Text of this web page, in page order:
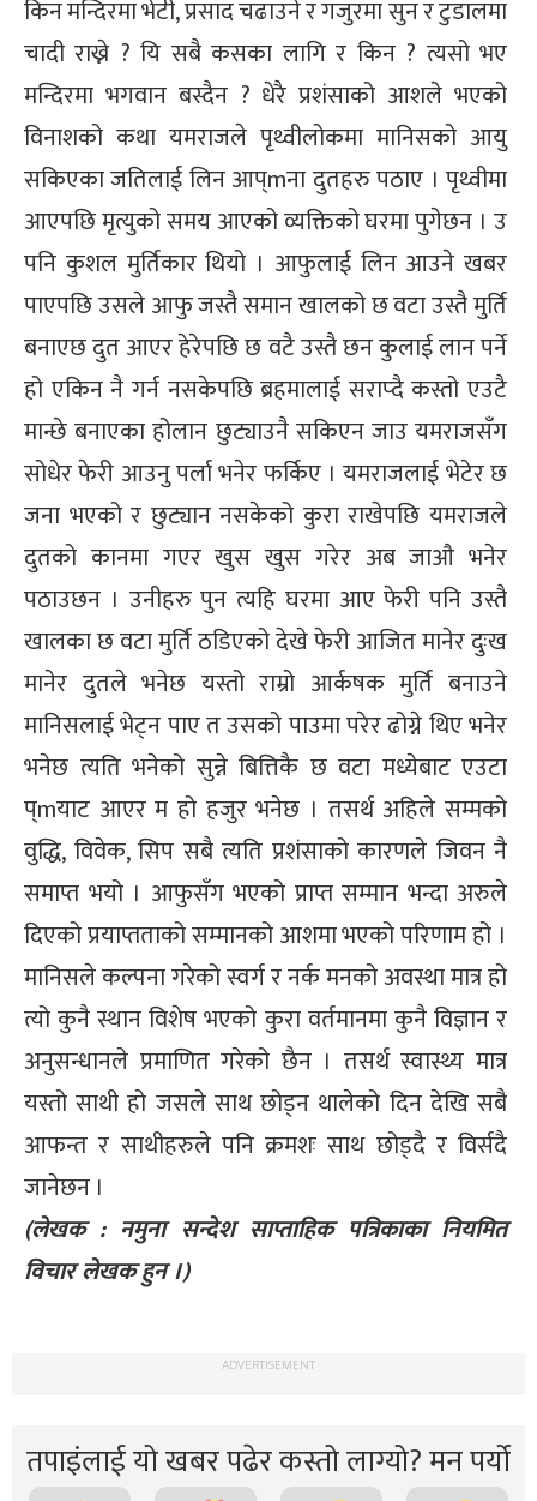
किन मन्दिरमा भेटी, प्रसाद चढाउने र गजुरमा सुन र टुडालमा
चादी राख्ने ? यि सबै कसका लागि र किन ? त्यसो भए
मन्दिरमा भगवान बस्दैन ? धेरै प्रशंसाको आशले भएको
विनाशको कथा यमराजले पृथ्वीलोकमा मानिसको आयु
सकिएका जतिलाई लिन आप्mना दुतहरु पठाए । पृथ्वीमा
आएपछि मृत्युको समय आएको व्यक्तिको घरमा पुगेछन । उ
पनि कुशल मुर्तिकार थियो । आफुलाई लिन आउने खबर
पाएपछि उसले आफु जस्तै समान खालको छ वटा उस्तै मुर्ति
बनाएछ दुत आएर हेरेपछि छ वटै उस्तै छन कुलाई लान पर्ने
हो एकिन नै गर्न नसकेपछि ब्रहमालाई सराप्दै कस्तो एउटै
मान्छे बनाएका होलान छुट्याउनै सकिएन जाउ यमराजसँग
सोधेर फेरी आउनु पर्ला भनेर फर्किए । यमराजलाई भेटेर छ
जना भएको र छुट्यान नसकेको कुरा राखेपछि यमराजले
दुतको कानमा गएर खुस खुस गरेर अब जाऔ भनेर
पठाउछन । उनीहरु पुन त्यहि घरमा आए फेरी पनि उस्तै
खालका छ वटा मुर्ति ठडिएको देखे फेरी आजित मानेर दुःख
मानेर दुतले भनेछ यस्तो राम्रो आर्कषक मुर्ति बनाउने
मानिसलाई भेट्न पाए त उसको पाउमा परेर ढोग्ने थिए भनेर
भनेछ त्यति भनेको सुन्ने बित्तिकै छ वटा मध्येबाट एउटा
प्mयाट आएर म हो हजुर भनेछ । तसर्थ अहिले सम्मको
वुद्धि, विवेक, सिप सबै त्यति प्रशंसाको कारणले जिवन नै
समाप्त भयो । आफुसँग भएको प्राप्त सम्मान भन्दा अरुले
दिएको प्रयाप्तताको सम्मानको आशमा भएको परिणाम हो ।
मानिसले कल्पना गरेको स्वर्ग र नर्क मनको अवस्था मात्र हो
त्यो कुनै स्थान विशेष भएको कुरा वर्तमानमा कुनै विज्ञान र
अनुसन्धानले प्रमाणित गरेको छैन । तसर्थ स्वास्थ्य मात्र
यस्तो साथी हो जसले साथ छोड्न थालेको दिन देखि सबै
आफन्त र साथीहरुले पनि क्रमशः साथ छोड्दै र विर्सदै
जानेछन ।
(लेखक : नमुना सन्देश साप्ताहिक पत्रिकाका नियमित
विचार लेखक हुन ।)
ADVERTISEMENT
तपाइंलाई यो खबर पढेर कस्तो लाग्यो? मन पर्यो